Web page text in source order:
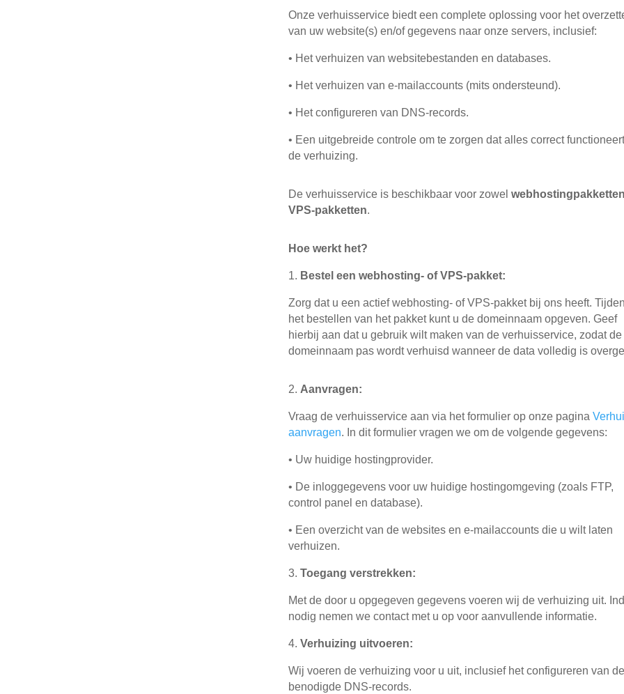
Onze verhuisservice biedt een complete oplossing voor het
van uw website(s) en/of gegevens naar onze servers, inclusief:
• Het verhuizen van websitebestanden en databases.
• Het verhuizen van e-mailaccounts (mits ondersteund).
• Het configureren van DNS-records.
• Een uitgebreide controle om te zorgen dat alles correct
de verhuizing.
De verhuisservice is beschikbaar voor zowelwebhostingpakketten
VPS-pakketten.
Hoe werkt het?
1. Bestel een webhosting- of VPS-pakket:
Zorg dat u een actief webhosting- of VPS-pakket bij ons heeft.
het bestellen van het pakket kunt u de domeinnaam opgeven. Geef
hierbij aan dat u gebruik wilt maken van de verhuisservice, zodat de
domeinnaam pas wordt verhuisd wanneer de data volledig is
2. Aanvragen:
Vraag de verhuisservice aan via het formulier op onze pagina
aanvragen. In dit formulier vragen we om de volgende gegevens:
• Uw huidige hostingprovider.
• De inloggegevens voor uw huidige hostingomgeving (zoals FTP,
control panel en database).
• Een overzicht van de websites en e-mailaccounts die u wilt laten
verhuizen.
3. Toegang verstrekken:
Met de door u opgegeven gegevens voeren wij de verhuizing uit.
nodig nemen we contact met u op voor aanvullende informatie.
4. Verhuizing uitvoeren:
Wij voeren de verhuizing voor u uit, inclusief het configureren van de
benodigde DNS-records.